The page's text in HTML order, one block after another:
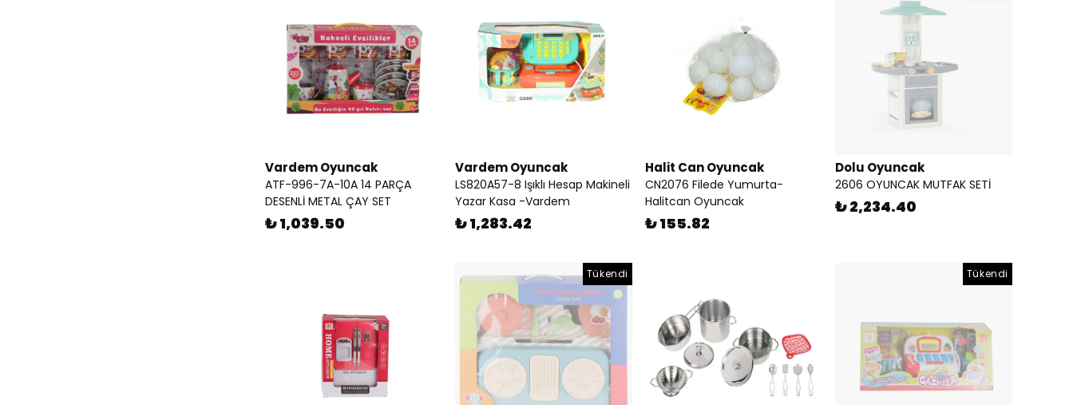
Vardem Oyuncak
ATF-996-7A-10A 14 PARÇA
DESENLİ METAL ÇAY SET
₺ 1,039.50
Vardem Oyuncak
LS820A57-8 Işıklı Hesap Makineli
Yazar Kasa -Vardem
₺ 1,283.42
Halit Can Oyuncak
CN2076 Filede Yumurta-
Halitcan Oyuncak
₺ 155.82
Dolu Oyuncak
2606 OYUNCAK MUTFAK SETİ
₺ 2,234.40
Tükendi Tükendi